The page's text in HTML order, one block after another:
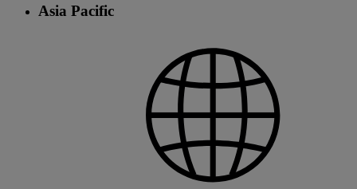
Asia Pacific